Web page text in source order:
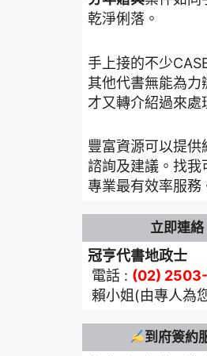
乾淨俐落。
手上接的不少
其他代書無能為力
才又轉介紹過來處
豐富資源可以提供
諮詢及建議。找我
專業最有效率服務
立即連絡
冠亨代書地政士
電話 : (02)
賴小姐(由專人為
到府簽約